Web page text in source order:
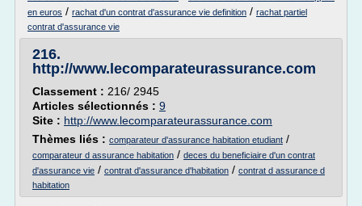
en euros / rachat d'un contrat d'assurance vie definition / rachat partiel
contrat d'assurance vie
216.
http://www.lecomparateurassurance.com
Classement : 216/ 2945
Articles sélectionnés : 9
Site : http://www.lecomparateurassurance.com
Thèmes liés : comparateur d'assurance habitation etudiant /
comparateur d assurance habitation / deces du beneficiaire d'un contrat
d'assurance vie / contrat d'assurance d'habitation / contrat d assurance d
habitation